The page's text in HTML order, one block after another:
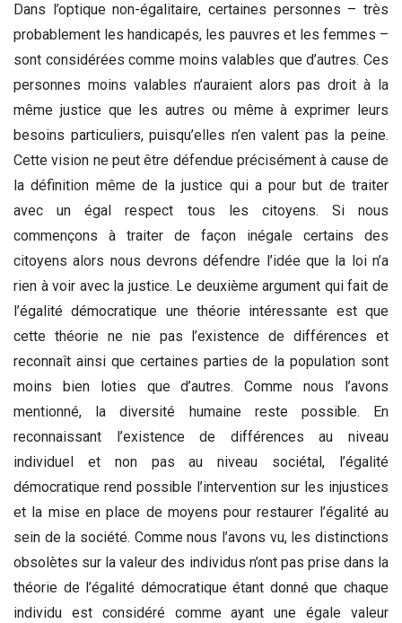
Dans l’optique non-égalitaire, certaines personnes – très
probablement les handicapés, les pauvres et les femmes –
sont considérées comme moins valables que d’autres. Ces
personnes moins valables n’auraient alors pas droit à la
même justice que les autres ou même à exprimer leurs
besoins particuliers, puisqu’elles n’en valent pas la peine.
Cette vision ne peut être défendue précisément à cause de
la définition même de la justice qui a pour but de traiter
avec un égal respect tous les citoyens. Si nous
commençons à traiter de façon inégale certains des
citoyens alors nous devrons défendre l’idée que la loi n’a
rien à voir avec la justice. Le deuxième argument qui fait de
l’égalité démocratique une théorie intéressante est que
cette théorie ne nie pas l’existence de différences et
reconnaît ainsi que certaines parties de la population sont
moins bien loties que d’autres. Comme nous l’avons
mentionné, la diversité humaine reste possible. En
reconnaissant l’existence de différences au niveau
individuel et non pas au niveau sociétal, l’égalité
démocratique rend possible l’intervention sur les injustices
et la mise en place de moyens pour restaurer l’égalité au
sein de la société. Comme nous l’avons vu, les distinctions
obsolètes sur la valeur des individus n’ont pas prise dans la
théorie de l’égalité démocratique étant donné que chaque
individu est considéré comme ayant une égale valeur